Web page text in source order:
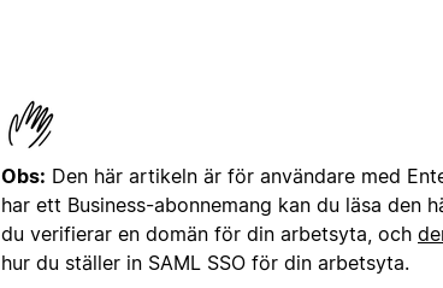
Obs: Den här artikeln är för användare med
har ett Business-abonnemang kan du läsa den
du verifierar en domän för din arbetsyta, och
hur du ställer in SAML SSO för din arbetsyta.